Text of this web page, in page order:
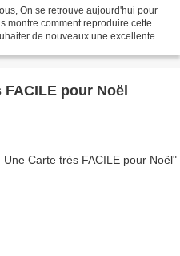
On se retrouve aujourd'hui pour
montre comment reproduire cette
de nouveaux une excellente
pour Noël